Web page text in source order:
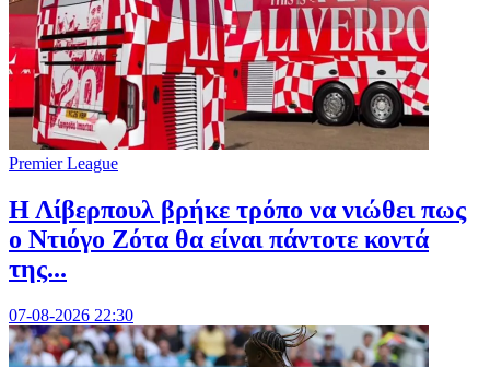
Premier League
Η Λίβερπουλ βρήκε τρόπο να νιώθει πως
ο Ντιόγο Ζότα θα είναι πάντοτε κοντά
της...
07-08-2026 22:30